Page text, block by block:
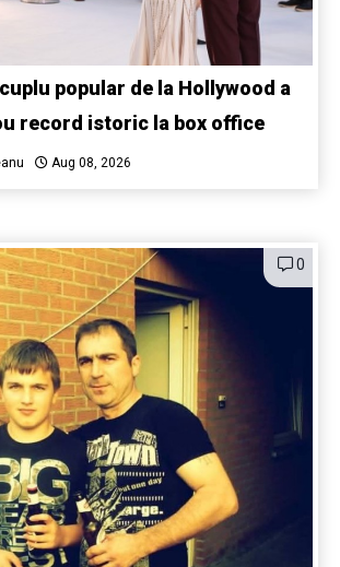
popular de la Hollywood a
record istoric la box office
Aug 08, 2026
0